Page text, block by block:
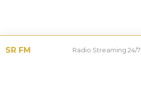
SR FM Radio Streaming 24/7